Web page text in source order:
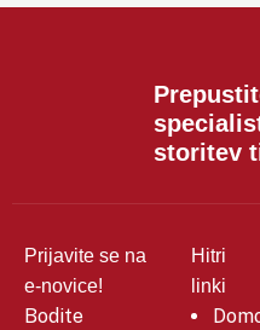
storitev
Prijavite se na
e-novice!
Bodite
Hitri
linki